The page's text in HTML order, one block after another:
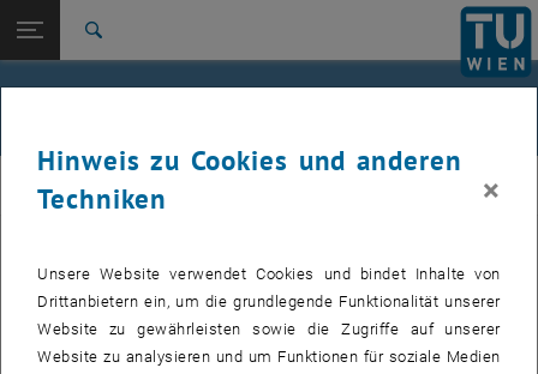
TU Login
Studium
International
Zur 1. Menü Ebene
FemPhys
Zurück: Subseiten von FemPhys auflisten
Zurück zur letzten Ebene:
FemPhys
FemPhys
VERANSTALTUNGEN VOM 14. JULI 2026
Es gibt keine Veranstaltungen in der aktuellen Ansicht.
Hinweis zu Cookies und anderen
Techniken
×
Unsere Website verwendet Cookies und bindet Inhalte von
Drittanbietern ein, um die grundlegende Funktionalität unserer
Website zu gewährleisten sowie die Zugriffe auf unserer
Website zu analysieren und um Funktionen für soziale Medien